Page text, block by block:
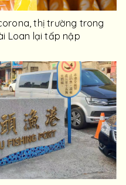
thị trường trong
Loan lại tấp nập